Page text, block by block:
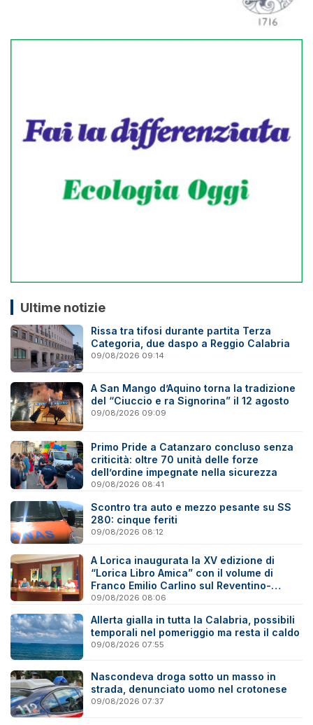
Ultime notizie
Rissa tra tifosi durante partita Terza
Categoria, due daspo a Reggio Calabria
09/08/2026 09:14
A San Mango d’Aquino torna la tradizione
del “Ciuccio e ra Signorina” il 12 agosto
09/08/2026 09:09
Primo Pride a Catanzaro concluso senza
criticità: oltre 70 unità delle forze
dell’ordine impegnate nella sicurezza
09/08/2026 08:41
Scontro tra auto e mezzo pesante su SS
280: cinque feriti
09/08/2026 08:12
A Lorica inaugurata la XV edizione di
“Lorica Libro Amica” con il volume di
Franco Emilio Carlino sul Reventino-
Savuto
09/08/2026 08:06
Allerta gialla in tutta la Calabria, possibili
temporali nel pomeriggio ma resta il caldo
09/08/2026 07:55
Nascondeva droga sotto un masso in
strada, denunciato uomo nel crotonese
09/08/2026 07:37